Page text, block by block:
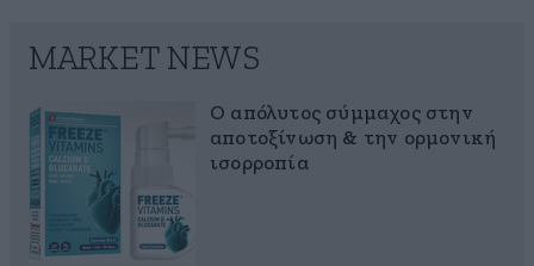
MARKET NEWS
Ο απόλυτος σύμμαχος στην
αποτοξίνωση & την ορμονική
ισορροπία